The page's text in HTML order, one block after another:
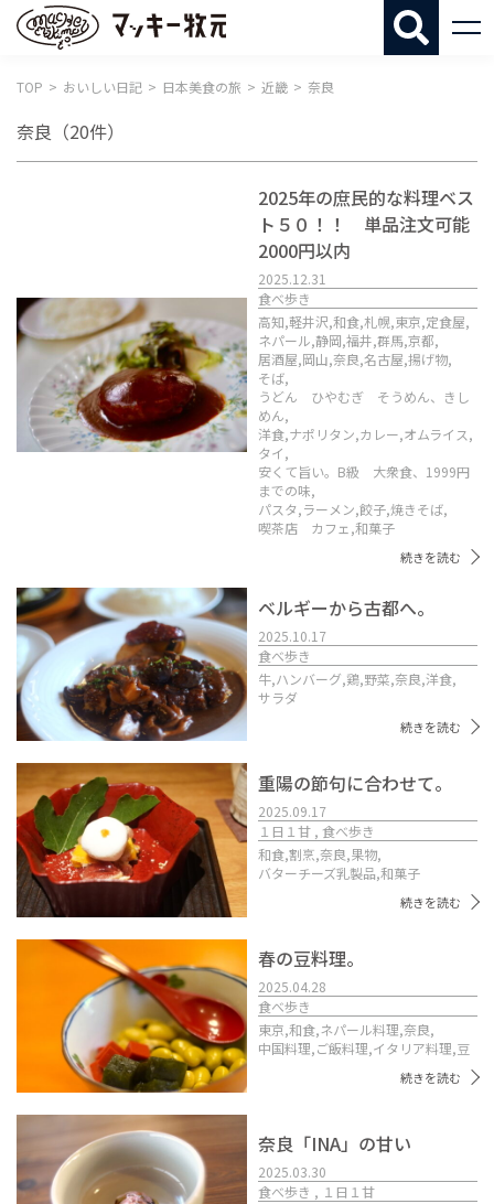
TOP おいしい日記 日本美食の旅 近畿 奈良
奈良 （20件）
2025年の庶民的な料理ベス
ト５０！！ 単品注文可能
2000円以内
2025.12.31
食べ歩き
高知,軽井沢,和食,札幌,東京,定食屋,
ネパール,静岡,福井,群馬,京都,
居酒屋,岡山,奈良,名古屋,揚げ物,
そば,
うどん ひやむぎ そうめん、きし
めん,
洋食,ナポリタン,カレー,オムライス,
タイ,
安くて旨い。B級 大衆食、1999円
までの味,
パスタ,ラーメン,餃子,焼きそば,
喫茶店 カフェ,和菓子
続きを読む
ベルギーから古都へ。
2025.10.17
食べ歩き
牛,ハンバーグ,鶏,野菜,奈良,洋食,
サラダ
続きを読む
重陽の節句に合わせて。
2025.09.17
１日１甘 , 食べ歩き
和食,割烹,奈良,果物,
バターチーズ乳製品,和菓子
続きを読む
春の豆料理。
2025.04.28
食べ歩き
東京,和食,ネパール料理,奈良,
中国料理,ご飯料理,イタリア料理,豆
続きを読む
奈良「INA」の甘い
2025.03.30
食べ歩き , １日１甘